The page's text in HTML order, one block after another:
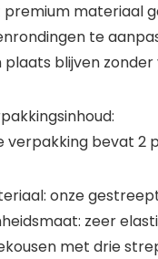
premium materiaal
te
plaats blijven
verpakking bevat 2
onze
zeer
met drie